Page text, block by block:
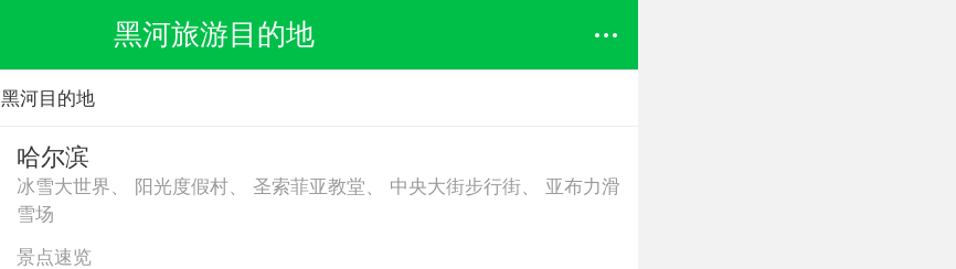
黑河旅游目的地
黑河目的地
哈尔滨
冰雪大世界、 阳光度假村、圣索菲亚教堂、 中央大街步行街、 亚布力滑
雪场
景点速览